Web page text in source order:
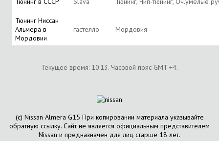
Тюнинг Ниссан
Альмера в
Мордовии
гастелло Мордовия
Текущее время: 10:13. Часовой пояс GMT +4.
(с) Nissan Almera G15 При копировании материала указывайте
обратную ссылку. Сайт не является официальным представителем
Nissan и предназначен для лиц старше 18 лет.